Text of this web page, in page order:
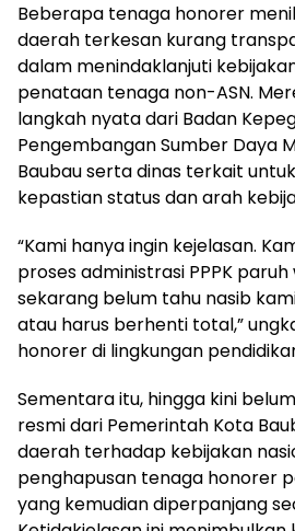
Beberapa tenaga honorer
daerah terkesan kurang
dalam menindaklanjuti
penataan tenaga non-ASN.
langkah nyata dari Badan
Pengembangan Sumber Daya
Baubau serta dinas terkait
kepastian status dan arah
“Kami hanya ingin kejelasan.
proses administrasi PPPK
sekarang belum tahu nasib
atau harus berhenti total,”
honorer di lingkungan
Sementara itu, hingga kini
resmi dari Pemerintah Kota
daerah terhadap kebijakan
penghapusan tenaga honorer
yang kemudian diperpanjang